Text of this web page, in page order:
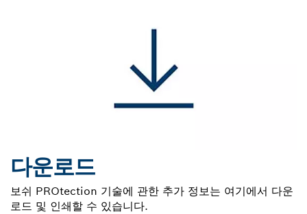
다운로드
보쉬 PROtection 기술에 관한 추가 정보는 여기에서 다운
로드 및 인쇄할 수 있습니다.